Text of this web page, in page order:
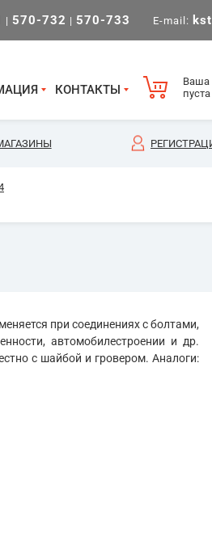
| 570-732 | 570-733 E-mail:
КОНТАКТЫ
Ваша
пуста
при соединениях с болтами,
автомобилестроении и др.
с шайбой и гровером. Аналоги: